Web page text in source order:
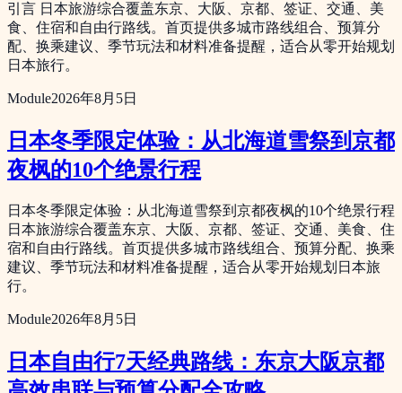
引言 日本旅游综合覆盖东京、大阪、京都、签证、交通、美
食、住宿和自由行路线。首页提供多城市路线组合、预算分
配、换乘建议、季节玩法和材料准备提醒，适合从零开始规划
日本旅行。
Module2026年8月5日
日本冬季限定体验：从北海道雪祭到京都
夜枫的10个绝景行程
日本冬季限定体验：从北海道雪祭到京都夜枫的10个绝景行程
日本旅游综合覆盖东京、大阪、京都、签证、交通、美食、住
宿和自由行路线。首页提供多城市路线组合、预算分配、换乘
建议、季节玩法和材料准备提醒，适合从零开始规划日本旅
行。
Module2026年8月5日
日本自由行7天经典路线：东京大阪京都